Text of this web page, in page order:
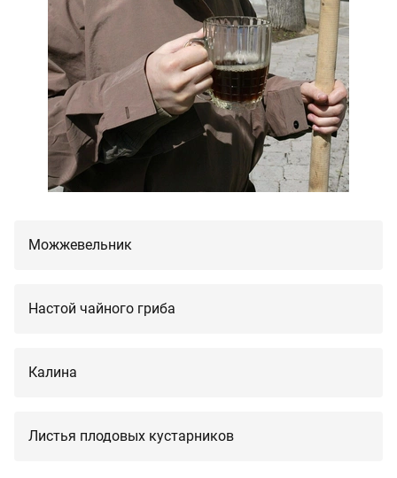
Можжевельник
Настой чайного гриба
Калина
Листья плодовых кустарников